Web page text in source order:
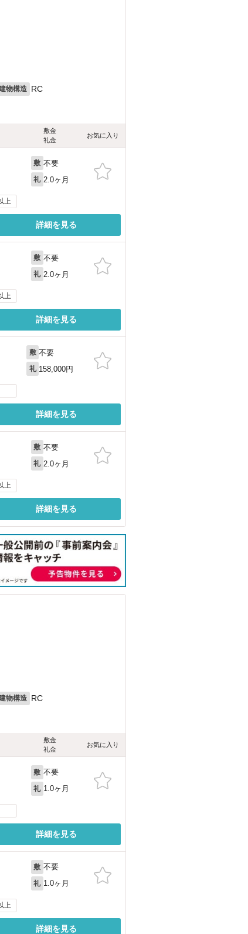
物構造 RC
敷金
礼金
お気に入り
敷 不要
礼 2.0ヶ月
上
詳細を見る
敷 不要
礼 2.0ヶ月
上
詳細を見る
敷 不要
礼 158,000円
詳細を見る
敷 不要
礼 2.0ヶ月
上
詳細を見る
物構造 RC
敷金
礼金
お気に入り
敷 不要
礼 1.0ヶ月
詳細を見る
敷 不要
礼 1.0ヶ月
上
詳細を見る